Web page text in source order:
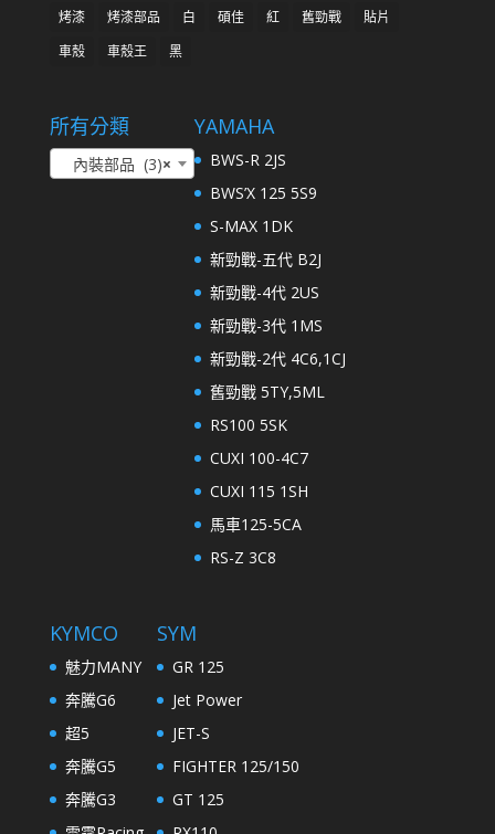
烤漆
烤漆部品 白 碩佳 紅 舊勁戰
貼片
車殼
車殼王 黑
所有分類
×
內裝部品 (3)
YAMAHA
BWS-R 2JS
BWS’X 125 5S9
S-MAX 1DK
新勁戰-五代 B2J
新勁戰-4代 2US
新勁戰-3代 1MS
新勁戰-2代 4C6,1CJ
舊勁戰 5TY,5ML
RS100 5SK
CUXI 100-4C7
CUXI 115 1SH
馬車125-5CA
RS-Z 3C8
KYMCO
魅力MANY
奔騰G6
超5
奔騰G5
奔騰G3
SYM
GR 125
Jet Power
JET-S
FIGHTER 125/150
GT 125